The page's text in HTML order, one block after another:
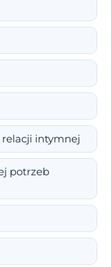
intymnej
potrzeb